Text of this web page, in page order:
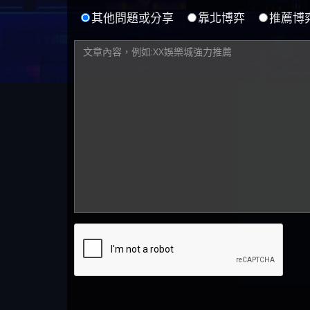
其他問題或分享 靠北博弈 推薦博